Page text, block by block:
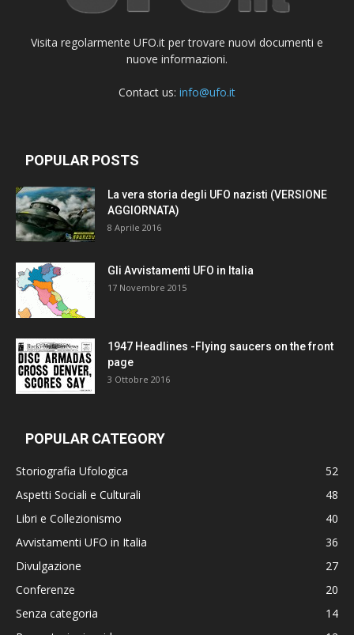
Visita regolarmente UFO.it per trovare nuovi documenti e
nuove informazioni.
Contact us: info@ufo.it
POPULAR POSTS
La vera storia degli UFO nazisti (VERSIONE
AGGIORNATA)
8 Aprile 2016
Gli Avvistamenti UFO in Italia
17 Novembre 2015
1947 Headlines -Flying saucers on the front
page
3 Ottobre 2016
POPULAR CATEGORY
Storiografia Ufologica
52
Aspetti Sociali e Culturali
48
Libri e Collezionismo
40
Avvistamenti UFO in Italia
36
Divulgazione
27
Conferenze
20
Senza categoria
14